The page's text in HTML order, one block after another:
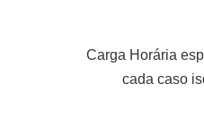
Carga Horária
cada caso